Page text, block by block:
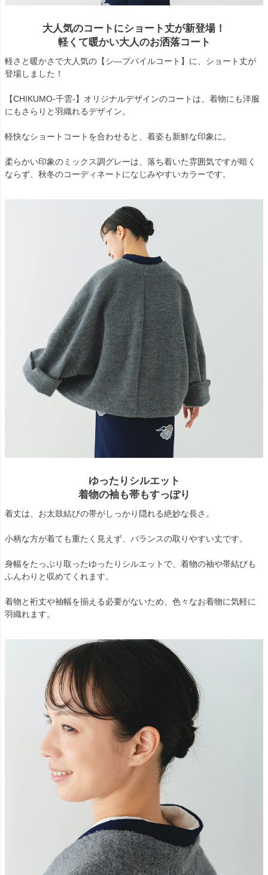
大人気のコートにショート丈が新登場！
軽くて暖かい大人のお洒落コート
軽さと暖かさで大人気の【シ―プパイルコート】に、ショート丈が
登場しました！
【CHIKUMO-千雲-】オリジナルデザインのコートは、着物にも洋服
にもさらりと羽織れるデザイン。
軽快なショートコートを合わせると、着姿も新鮮な印象に。
柔らかい印象のミックス調グレーは、落ち着いた雰囲気ですが暗く
ならず、秋冬のコーディネートになじみやすいカラーです。
ゆったりシルエット
着物の袖も帯もすっぽり
着丈は、お太鼓結びの帯がしっかり隠れる絶妙な長さ。
小柄な方が着ても重たく見えず、バランスの取りやすい丈です。
身幅をたっぷり取ったゆったりシルエットで、着物の袖や帯結びも
ふんわりと収めてくれます。
着物と裄丈や袖幅を揃える必要がないため、色々なお着物に気軽に
羽織れます。